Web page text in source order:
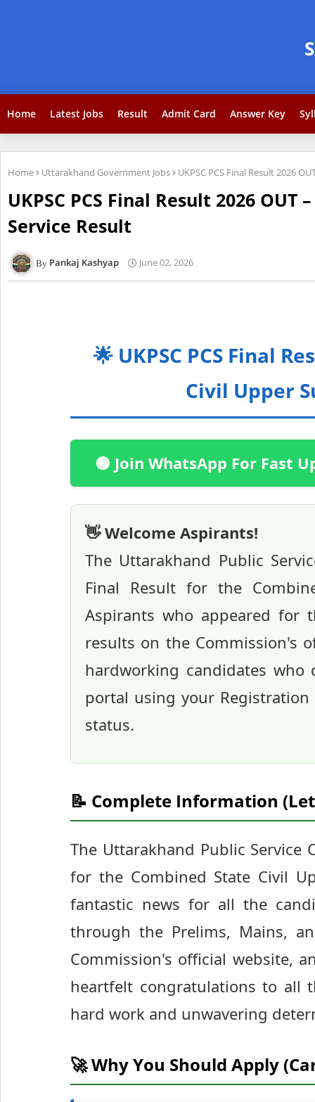
Home Latest Jobs Result Admit Card Answer Key
Home Uttarakhand Government Jobs UKPSC PCS Final Result 2026
UKPSC PCS Final Result 2026
Service Result
Pankaj Kashyap June 02, 2026
🌟 UKPSC PCS Final
Civil Upper
🟢 Join WhatsApp For Fast
👋 Welcome Aspirants!
The Uttarakhand Public
Final Result for the
Aspirants who appeared for
results on the Commission's
hardworking candidates
portal using your
status.
📝 Complete Information
The Uttarakhand Public Service
for the Combined State Civil
fantastic news for all the
through the Prelims, Mains,
Commission's official website,
heartfelt congratulations to all
hard work and unwavering
🚀 Why You Should Apply